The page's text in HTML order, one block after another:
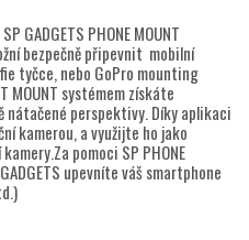
GADGETS PHONE MOUNT
bezpečně připevnit mobilní
tyčce, nebo GoPro mounting
MOUNT systémem získáte
perspektivy. Díky aplikaci
kamerou, a využijte ho jako
pomoci SP PHONE
upevníte váš smartphone